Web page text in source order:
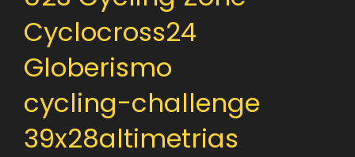
Cyclocross24
Globerismo
cycling-challenge
39x28altimetrias